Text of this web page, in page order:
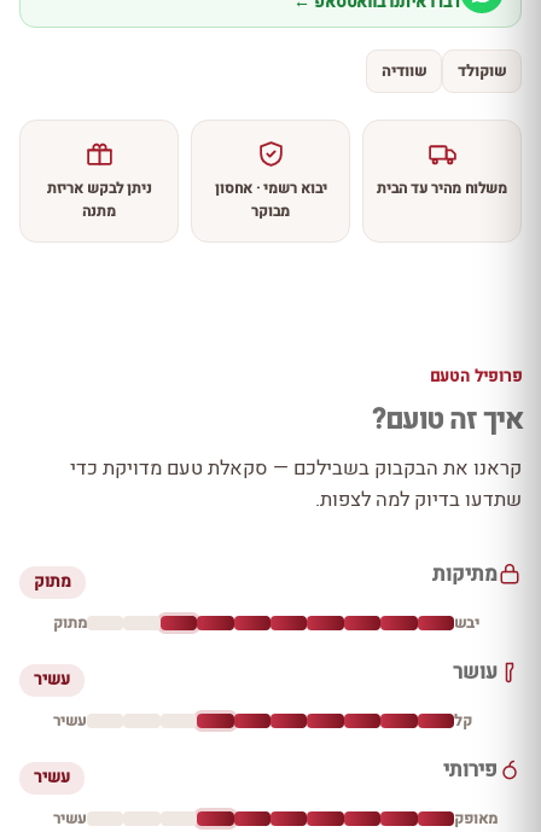
שוקולד שוודיה
משלוח מהיר עד הבית
יבוא רשמי · אחסון
מבוקר
ניתן לבקש אריזת
מתנה
פרופיל הטעם
איך זה טועם?
קראנו את הבקבוק בשבילכם — סקאלת טעם מדויקת כדי
שתדעו בדיוק למה לצפות.
מתיקות מתוק
יבש מתוק
עושר עשיר
קל עשיר
פירותי עשיר
מאופק עשיר